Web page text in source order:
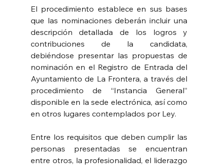
El procedimiento establece en sus bases
que las nominaciones deberán incluir una
descripción detallada de los logros y
contribuciones de la candidata,
debiéndose presentar las propuestas de
nominación en el Registro de Entrada del
Ayuntamiento de La Frontera, a través del
procedimiento de “Instancia General”
disponible en la sede electrónica, así como
en otros lugares contemplados por Ley.
Entre los requisitos que deben cumplir las
personas presentadas se encuentran
entre otros, la profesionalidad, el liderazgo